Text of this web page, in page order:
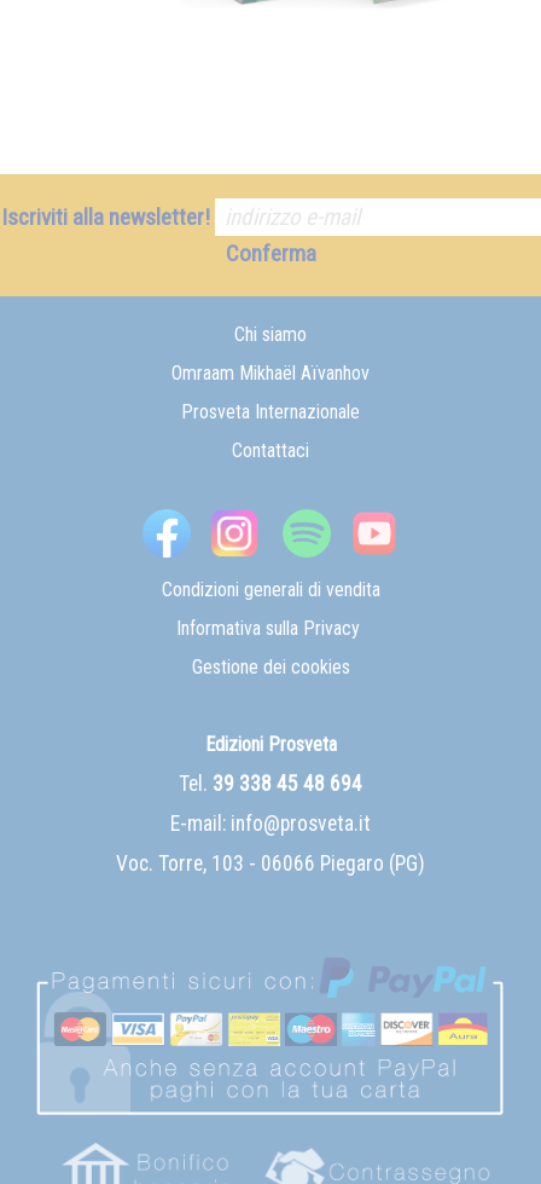
Iscriviti alla newsletter!
Conferma
Chi siamo
Omraam Mikhaël Aïvanhov
Prosveta Internazionale
Contattaci
Condizioni generali di vendita
Informativa sulla Privacy
Gestione dei cookies
Edizioni Prosveta
Tel. 39 338 45 48 694
E-mail: info@prosveta.it
Voc. Torre, 103 - 06066 Piegaro (PG)